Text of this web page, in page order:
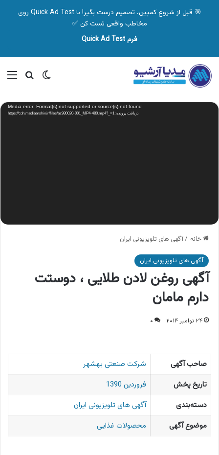
🎯 قبل از شروع کمپین، تصمیم درست بگیر! با Quick Ad Test روی
مخاطب واقعی تست کن ✅
فرم Quick Ad Test
تغییر پوسته
نمایشگر
ویدیو Media error: Format(s) not supported or source(s) not found
دریافت پرونده: https://cdn.mediaarshiv.ir/files/az930020-001_MP4-480.mp4?_=1
خانه /آگهی های تلویزیونی ایران
آگهی های تلویزیونی ایران
آگهی روغن لادن طلایی ، دوستت
دارم مامان
۲۴ نوامبر ۲۰۱۴ ۰
صاحب آگهی
شرکت صنعتی بهشهر
تاریخ پخش
فروردین 1390
دسته‌بندی
آگهی های تلویزیونی ایران
موضوع آگهی
محصولات غذایی